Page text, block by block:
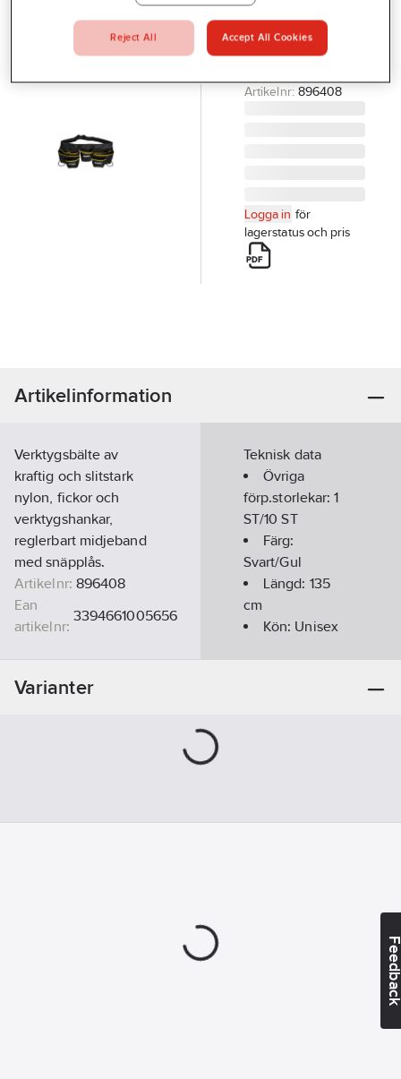
Profilshop
Serviceverkstad
Företagsprofilering
IRONSIDE 12 FICK
UNIVERSAL
NYLON ONESIZE
Artikelnr: 896408
Logga in för
lagerstatus och pris
Artikelinformation
Verktygsbälte av
kraftig och slitstark
nylon, fickor och
verktygshankar,
reglerbart midjeband
med snäpplås.
Artikelnr: 896408
Ean
artikelnr:
3394661005656
Teknisk data
Övriga
förp.storlekar:1
ST/10 ST
Färg:
Svart/Gul
Längd: 135
cm
Kön: Unisex
Varianter
Reject All Accept All Cookies